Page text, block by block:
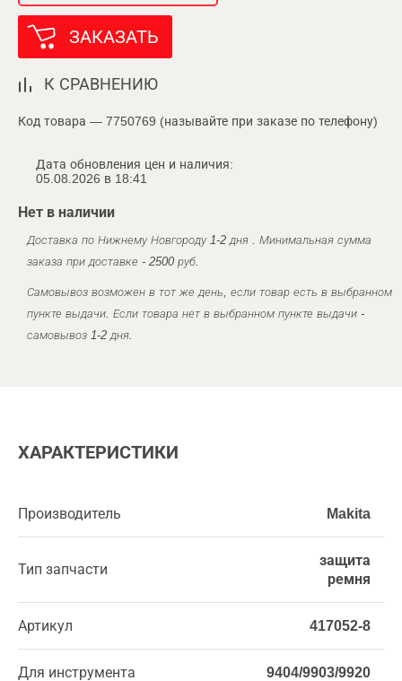
ЗАКАЗАТЬ
К СРАВНЕНИЮ
Код товара — 7750769 (называйте при заказе по телефону)
Дата обновления цен и наличия:
05.08.2026 в 18:41
Нет в наличии
Доставка по Нижнему Новгороду 1-2 дня . Минимальная сумма
заказа при доставке - 2500 руб.
Самовывоз возможен в тот же день, если товар есть в выбранном
пункте выдачи. Если товара нет в выбранном пункте выдачи -
самовывоз 1-2 дня.
ХАРАКТЕРИСТИКИ
Производитель Makita
Тип запчасти
защита
ремня
Артикул 417052-8
Для инструмента 9404/9903/9920